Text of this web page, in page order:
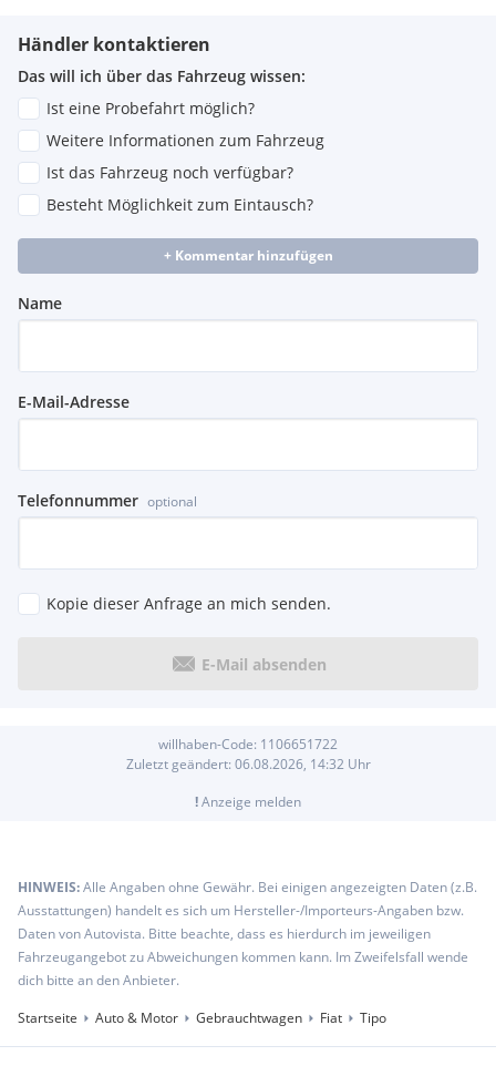
Händler kontaktieren
Das will ich über das Fahrzeug wissen:
Ist eine Probefahrt möglich?
Weitere Informationen zum Fahrzeug
Ist das Fahrzeug noch verfügbar?
Besteht Möglichkeit zum Eintausch?
+ Kommentar hinzufügen
Name
E-Mail-Adresse
Telefonnummer optional
Kopie dieser Anfrage an mich senden.
E-Mail absenden
willhaben-Code: 1106651722
Zuletzt geändert: 06.08.2026, 14:32 Uhr
!Anzeige melden
HINWEIS:Alle Angaben ohne Gewähr. Bei einigen angezeigten Daten (z.B.
Ausstattungen) handelt es sich um Hersteller-/Importeurs-Angaben bzw.
Daten von Autovista. Bitte beachte, dass es hierdurch im jeweiligen
Fahrzeugangebot zu Abweichungen kommen kann. Im Zweifelsfall wende
dich bitte an den Anbieter.
Startseite
Auto & Motor Gebrauchtwagen Fiat Tipo